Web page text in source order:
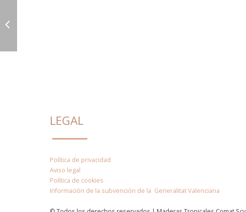
LEGAL
Política de privacidad
Aviso legal
Política de cookies
Información de la subvención de la Generalitat Valenciana